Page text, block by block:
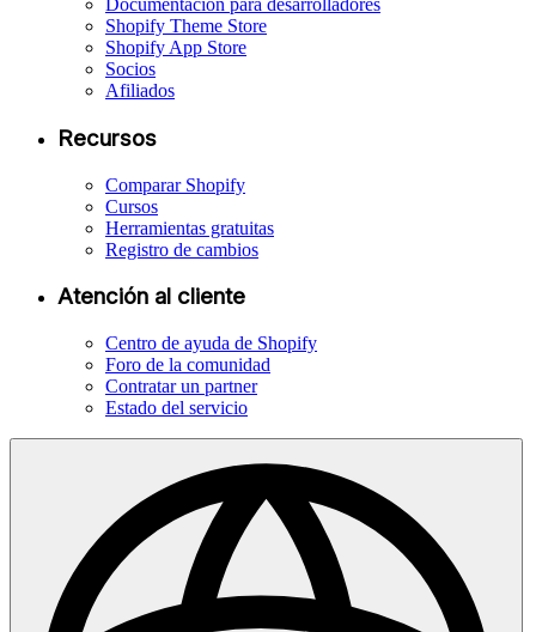
Documentación para desarrolladores
Shopify Theme Store
Shopify App Store
Socios
Afiliados
Recursos
Comparar Shopify
Cursos
Herramientas gratuitas
Registro de cambios
Atención al cliente
Centro de ayuda de Shopify
Foro de la comunidad
Contratar un partner
Estado del servicio